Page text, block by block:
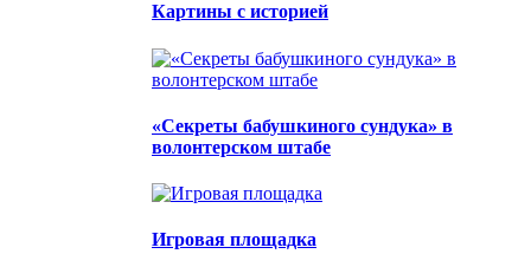
Картины с историей
«Секреты бабушкиного сундука» в
волонтерском штабе
Игровая площадка